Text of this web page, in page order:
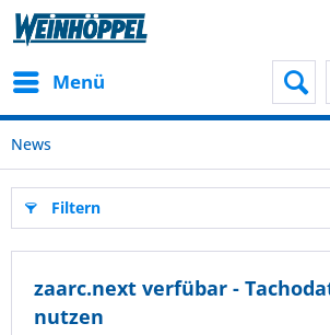
Menü
News
Filtern
zaarc.next verfübar -
nutzen